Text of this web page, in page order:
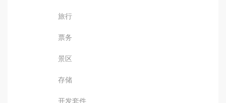
旅行
票务
景区
存储
开发套件